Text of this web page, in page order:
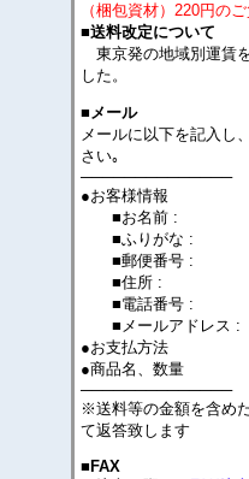
（梱包資材）220円の
■送料改定について
東京発の地域別運賃
した。
■メール
メールに以下を記入し
さい｡
──────────────
●お客様情報
■お名前 :
■ふりがな :
■郵便番号 :
■住所 :
■電話番号 :
■メールアドレス :
●お支払方法
●商品名、数量
──────────────
※送料等の金額を含め
て返答致します
■FAX